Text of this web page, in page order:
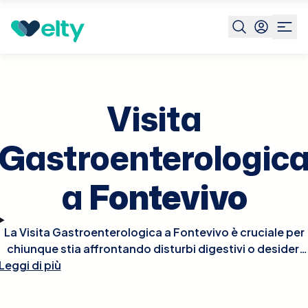
Prenota visita Fontevivo
Visita
a Fontevivo
La Visita Gastroenterologica a Fontevivo è cruciale per
chiunque stia affrontando disturbi digestivi o desideri
valutare la salute del proprio apparato
di più